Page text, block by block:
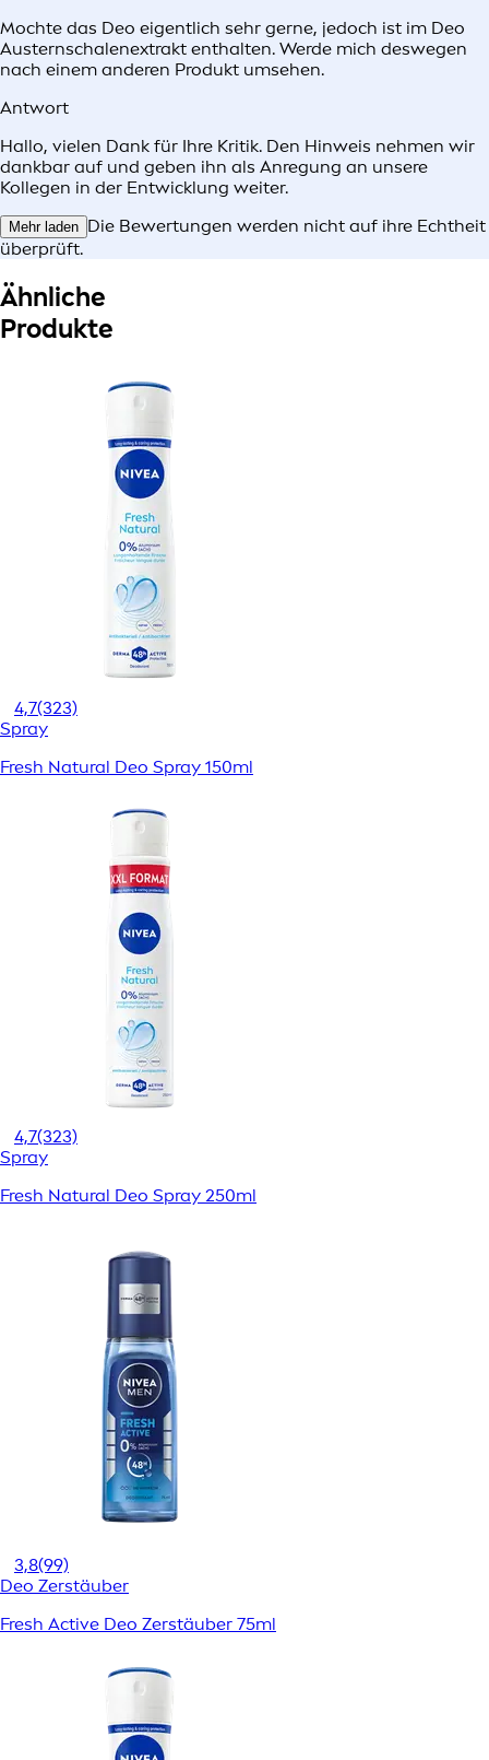
Mochte das Deo eigentlich sehr gerne, jedoch ist im Deo
Austernschalenextrakt enthalten. Werde mich deswegen
nach einem anderen Produkt umsehen.
Antwort
Hallo, vielen Dank für Ihre Kritik. Den Hinweis nehmen wir
dankbar auf und geben ihn als Anregung an unsere
Kollegen in der Entwicklung weiter.
Mehr laden Die Bewertungen werden nicht auf ihre Echtheit
überprüft.
Ähnliche
Produkte
4,7(323)
Spray
Fresh Natural Deo Spray 150ml
4,7(323)
Spray
Fresh Natural Deo Spray 250ml
3,8(99)
Deo Zerstäuber
Fresh Active Deo Zerstäuber 75ml